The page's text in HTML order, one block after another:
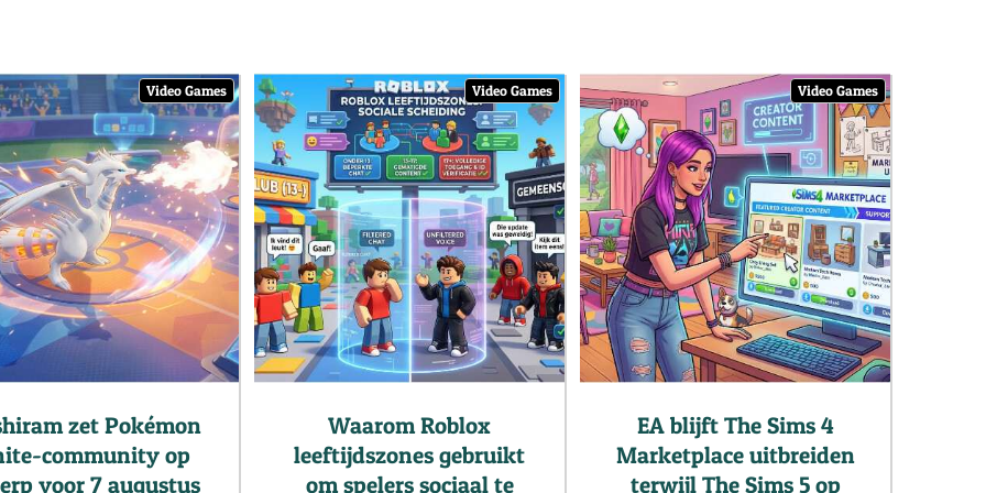
Video Games
zet Pokémon
community op
voor 7 augustus
Video Games
Waarom Roblox
leeftijdszones gebruikt
om spelers sociaal te
Video Games
EA blijft The Sims 4
Marketplace uitbreiden
terwijl The Sims 5 op